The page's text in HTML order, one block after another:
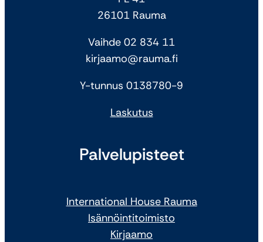
26101 Rauma
Vaihde 02 834 11
kirjaamo@rauma.fi
Y-tunnus 0138780-9
Laskutus
Palvelupisteet
International House Rauma
Isännöintitoimisto
Kirjaamo